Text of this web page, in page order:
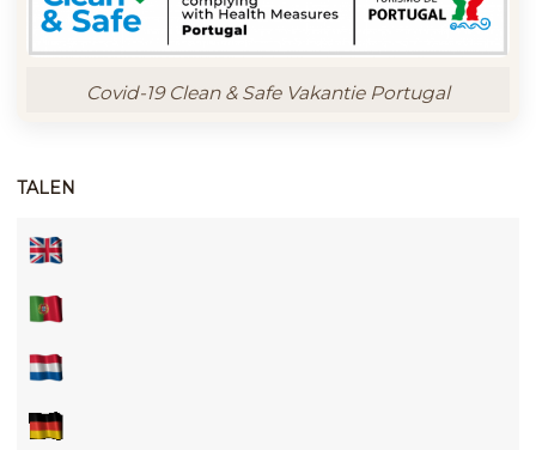
Covid-19 Clean & Safe Vakantie Portugal
TALEN